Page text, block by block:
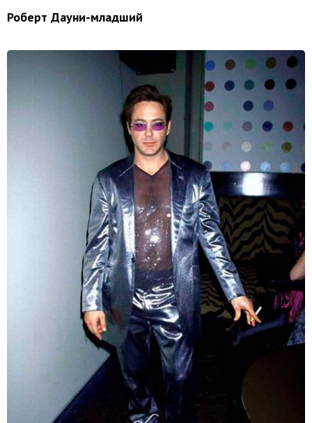
Роберт Дауни-младший